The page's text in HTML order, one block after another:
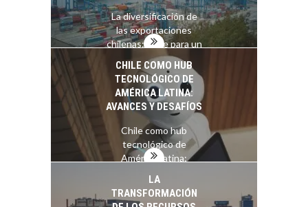
La diversificación de
las exportaciones
chilenas: clave para un
crecimiento…
CHILE COMO HUB
TECNOLÓGICO DE
AMÉRICA LATINA:
AVANCES Y DESAFÍOS
Chile como hub
tecnológico de
América Latina:
LA
TRANSFORMACIÓN